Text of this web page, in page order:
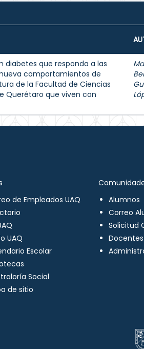
diabetes que responda a las
comportamientos de
de la Facultad de Ciencias
Querétaro que viven con
de Empleados UAQ
UAQ
Escolar
Social
de sitio
Alumnos
Correo
Solicitud
Docentes